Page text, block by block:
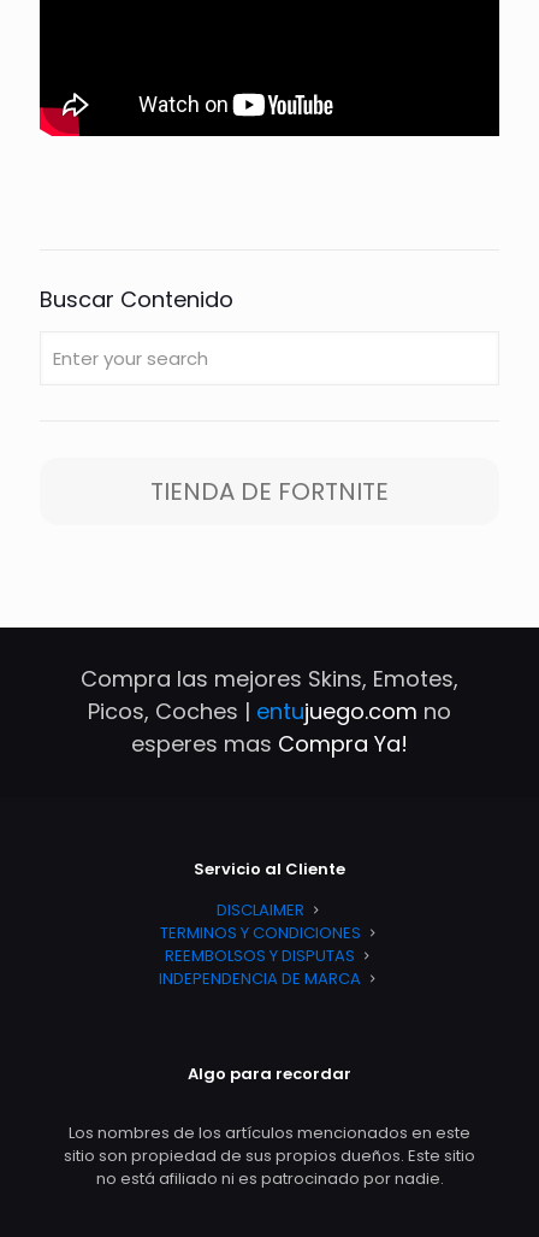
Buscar Contenido
TIENDA DE FORTNITE
Compra las mejores Skins, Emotes,
Picos, Coches | entujuego.com no
esperes mas Compra Ya!
Servicio al Cliente
DISCLAIMER
TERMINOS Y CONDICIONES
REEMBOLSOS Y DISPUTAS
INDEPENDENCIA DE MARCA
Algo para recordar
Los nombres de los artículos mencionados en este
sitio son propiedad de sus propios dueños. Este sitio
no está afiliado ni es patrocinado por nadie.